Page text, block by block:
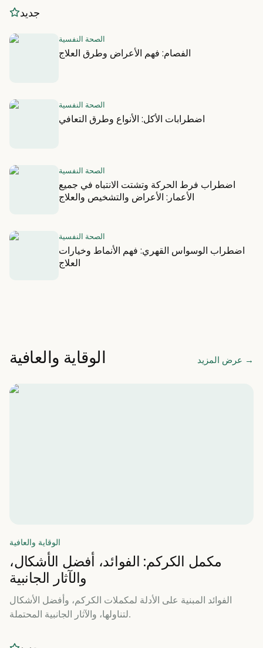
جديد
الصحة النفسية
الفصام: فهم الأعراض وطرق العلاج
الصحة النفسية
اضطرابات الأكل: الأنواع وطرق التعافي
الصحة النفسية
اضطراب فرط الحركة وتشتت الانتباه في جميع
الأعمار: الأعراض والتشخيص والعلاج
الصحة النفسية
اضطراب الوسواس القهري: فهم الأنماط وخيارات
العلاج
الوقاية والعافية عرض المزيد →
الوقاية والعافية
مكمل الكركم: الفوائد، أفضل الأشكال،
والآثار الجانبية
الفوائد المبنية على الأدلة لمكملات الكركم، وأفضل الأشكال
لتناولها، والآثار الجانبية المحتملة.